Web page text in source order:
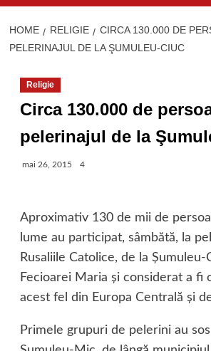
HOME RELIGIE
CIRCA 130.000 DE
PELERINAJUL DE LA ŞUMULEU-CIUC
Religie
Circa 130.000 de
pelerinajul de la
mai 26, 2015 4
Aproximativ 130 de mii de
lume au participat, sâmbătă, la
Rusaliile Catolice, de la Şumuleu-
Fecioarei Maria şi considerat a fi
acest fel din Europa Centrală şi
Primele grupuri de pelerini au